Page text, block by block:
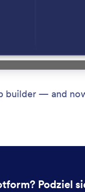
builder — and
Podziel